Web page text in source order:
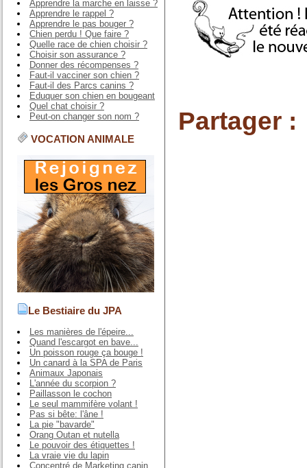
Apprendre la marche en laisse ?
Apprendre le rappel ?
Apprendre le pas bouger ?
Chien perdu ! Que faire ?
Quelle race de chien choisir ?
Choisir son assurance ?
Donner des récompenses ?
Faut-il vacciner son chien ?
Faut-il des Parcs canins ?
Eduquer son chien en bougeant
Quel chat choisir ?
Peut-on changer son nom ?
VOCATION ANIMALE
Le Bestiaire du JPA
Les manières de l'épeire...
Quand l'escargot en bave...
Un poisson rouge ça bouge !
Un canard à la SPA de Paris
Animaux Japonais
L'année du scorpion ?
Paillasson le cochon
Le seul mammifère volant !
Pas si bête: l'âne !
La pie "bavarde"
Orang Outan et nutella
Le pouvoir des étiquettes !
La vraie vie du lapin
Concentré de Marketing canin
Partager :